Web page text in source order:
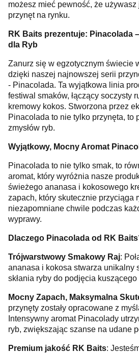
możesz mieć pewność, że
przynęt na rynku.
RK Baits prezentuje: Pinacolada
dla Ryb
Zanurz się w egzotycznym świecie
dzięki naszej najnowszej serii
- Pinacolada. Ta wyjątkowa linia
festiwal smaków, łączący soczysty
kremowy kokos. Stworzona przez
Pinacolada to nie tylko przynęta, to
zmysłów ryb.
Wyjątkowy, Mocny Aromat
Pinacolada to nie tylko smak, to
aromat, który wyróżnia nasze
świeżego ananasa i kokosowego
zapach, który skutecznie przyciąga
niezapomniane chwile podczas
wyprawy.
Dlaczego Pinacolada od RK
Trójwarstwowy Smakowy Raj:
ananasa i kokosa stwarza unikalny
skłania ryby do podjęcia kuszącego
Mocny Zapach, Maksymalna
przynęty zostały opracowane z
Intensywny aromat Pinacolady
ryb, zwiększając szanse na udane
Premium jakość RK Baits: